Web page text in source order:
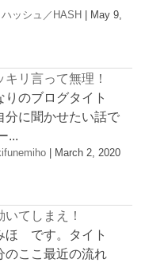
ハッシュ／HASH
May 9,
リ言って無理！
のブログタイト
分に聞かせたい話で
...
| March 2, 2020
てしまえ！
ほ です。タイト
のここ最近の流れ